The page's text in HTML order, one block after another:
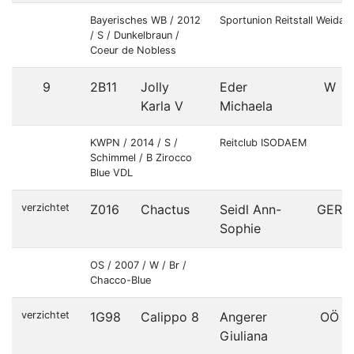
Bayerisches WB / 2012
/ S / Dunkelbraun /
Coeur de Nobless
Sportunion Reitstall
9 2B11
Jolly
Karla V
Eder
Michaela
W
KWPN / 2014 / S /
Schimmel / B Zirocco
Blue VDL
Reitclub ISODAEM
verzichtet Z016 Chactus
Seidl Ann-
Sophie
GER
OS / 2007 / W / Br /
Chacco-Blue
verzichtet 1G98 Calippo 8
Angerer
Giuliana
OÖ